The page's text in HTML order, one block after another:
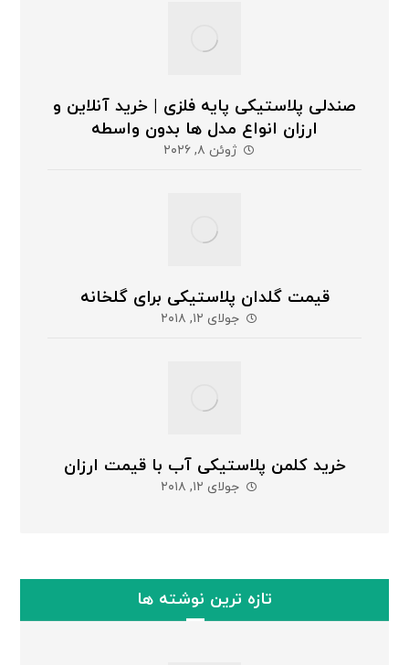
صندلی پلاستیکی پایه فلزی | خرید آنلاین و
ارزان انواع مدل ها بدون واسطه
ژوئن ۸, ۲۰۲۶
قیمت گلدان پلاستیکی برای گلخانه
جولای ۱۲, ۲۰۱۸
خرید کلمن پلاستیکی آب با قیمت ارزان
جولای ۱۲, ۲۰۱۸
تازه ترین نوشته ها